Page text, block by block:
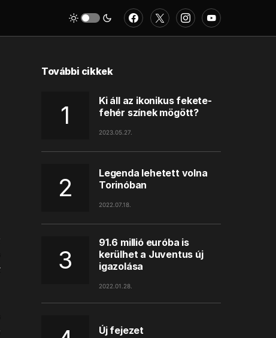
További cikkek
Ki áll az ikonikus fekete-
fehér színek mögött?
2023.05.27.
Legenda lehetett volna
Torinóban
2022.07.18.
91.6 millió euróba is
kerülhet a Juventus új
igazolása
2022.01.28.
Új fejezet